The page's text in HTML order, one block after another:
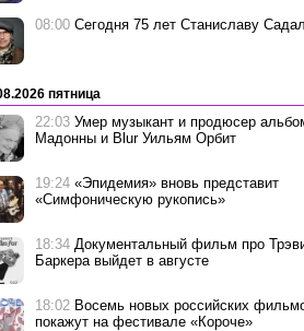
08:00 Сегодня 75 лет Станиславу
пятница
22:03 Умер музыкант и продюсер
Мадонны и Blur Уильям Орбит
19:24 «Эпидемия» вновь представит
«Симфоническую рукопись»
18:34 Документальный фильм про
Баркера выйдет в августе
18:02 Восемь новых российских
покажут на фестивале «Короче»